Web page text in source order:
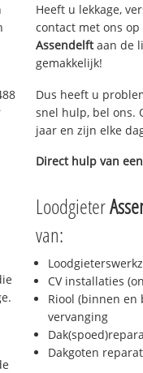
Heeft u lekkage,
contact met ons
Assendelftaan de
gemakkelijk!
Dus heeft u
snel hulp, bel ons.
jaar en zijn elke
Direct hulp van
Loodgieter
van:
CV installaties
Riool (binnen
vervanging
Dakgoten